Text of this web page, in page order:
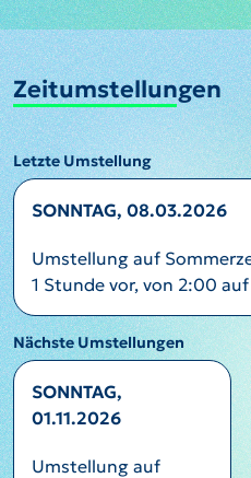
Zeitumstellungen
Letzte Umstellung
SONNTAG, 08.03.2026
Umstellung auf
1 Stunde vor, von 2:00
Nächste Umstellungen
SONNTAG,
01.11.2026
Umstellung auf